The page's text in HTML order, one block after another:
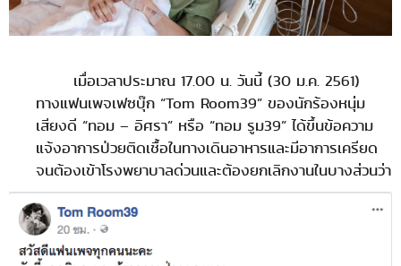
เมื่อเวลาประมาณ 17.00 น. วันนี้ (30 ม.ค. 2561)
ทางแฟนเพจเฟซบุ๊ก “Tom Room39” ของนักร้องหนุ่ม
เสียงดี “ทอม – อิศรา” หรือ “ทอม รูม39” ได้ขึ้นข้อความ
แจ้งอาการป่วยติดเชื้อในทางเดินอาหารและมีอาการเครียด
จนต้องเข้าโรงพยาบาลด่วนและต้องยกเลิกงานในบางส่วนว่า